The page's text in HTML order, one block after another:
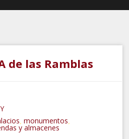
de las Ramblas
,monumentos
y almacenes